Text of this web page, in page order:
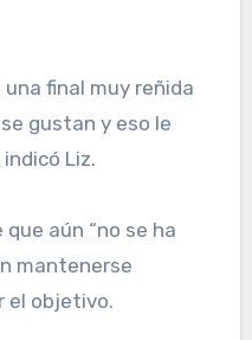
final muy reñida
gustan y eso le
Liz.
aún “no se ha
mantenerse
el objetivo.